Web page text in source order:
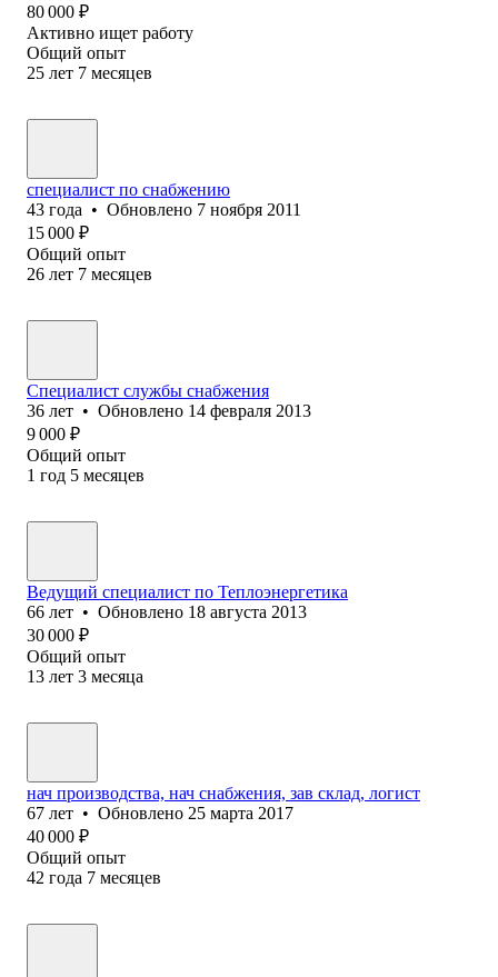
80 000 ₽
Активно ищет работу
Общий опыт
25 лет 7 месяцев
специалист по снабжению
43 года • Обновлено 7 ноября 2011
15 000 ₽
Общий опыт
26 лет 7 месяцев
Специалист службы снабжения
36 лет • Обновлено 14 февраля 2013
9 000 ₽
Общий опыт
1 год 5 месяцев
Ведущий специалист по Теплоэнергетика
66 лет • Обновлено 18 августа 2013
30 000 ₽
Общий опыт
13 лет 3 месяца
нач производства, нач cнабжения, зав склад, логист
67 лет • Обновлено 25 марта 2017
40 000 ₽
Общий опыт
42 года 7 месяцев